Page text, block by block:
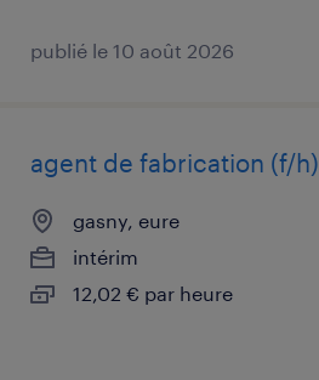
publié le 10 août 2026
agent de fabrication (f/h)
gasny, eure
intérim
12,02 € par heure